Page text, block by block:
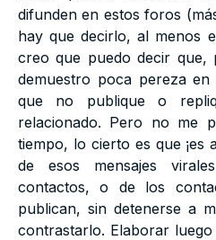
difunden en estos foros
hay que decirlo, al menos
creo que puedo decir que,
demuestro poca pereza
que no publique o
relacionado. Pero no me
tiempo, lo cierto es que ¡es
de esos mensajes
contactos, o de los
publican, sin detenerse a
contrastarlo. Elaborar